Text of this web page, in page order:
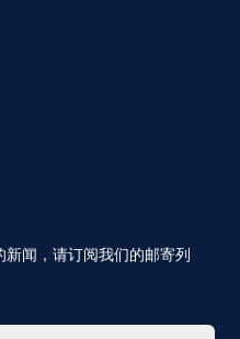
闻，请订阅我们的邮寄列